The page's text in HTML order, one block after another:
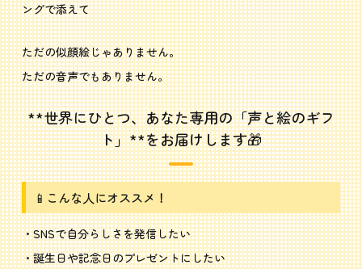
ングで添えて
ただの似顔絵じゃありません。
ただの音声でもありません。
**世界にひとつ、あなた専用の「声と絵のギフ
ト」**をお届けします🎁
📱こんな人にオススメ！
・SNSで自分らしさを発信したい
・誕生日や記念日のプレゼントにしたい